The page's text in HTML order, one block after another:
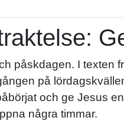
påskdagen. I texten
på
och ge Jesus
några timmar.